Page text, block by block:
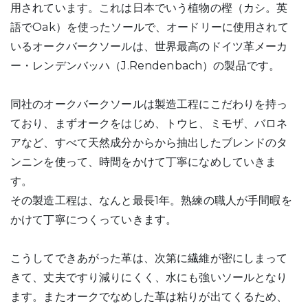
用されています。これは日本でいう植物の樫（カシ。英
語でOak）を使ったソールで、オードリーに使用されて
いるオークバークソールは、世界最高のドイツ革メーカ
ー・レンデンバッハ（J.Rendenbach）の製品です。
同社のオークバークソールは製造工程にこだわりを持っ
ており、まずオークをはじめ、トウヒ、ミモザ、バロネ
アなど、すべて天然成分からから抽出したブレンドのタ
ンニンを使って、時間をかけて丁寧になめしていきま
す。
その製造工程は、なんと最長1年。熟練の職人が手間暇を
かけて丁寧につくっていきます。
こうしてできあがった革は、次第に繊維が密にしまって
きて、丈夫ですり減りにくく、水にも強いソールとなり
ます。またオークでなめした革は粘りが出てくるため、